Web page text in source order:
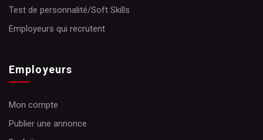
Test de personnalité/Soft Skills
Employeurs qui recrutent
Employeurs
Mon compte
Publier une annonce